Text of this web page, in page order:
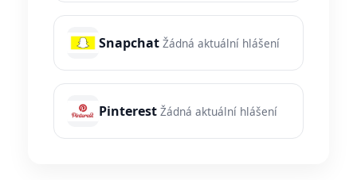
Snapchat Žádná aktuální hlášení
Pinterest Žádná aktuální hlášení